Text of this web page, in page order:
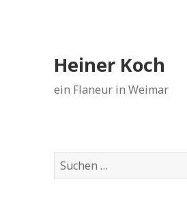
Heiner Koch
ein Flaneur in Weimar
Suchen
nach: